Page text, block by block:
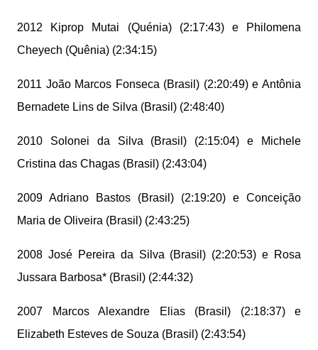
2012 Kiprop Mutai (Quénia) (2:17:43) e Philomena
Cheyech (Quênia) (2:34:15)
2011 João Marcos Fonseca (Brasil) (2:20:49) e Antônia
Bernadete Lins de Silva (Brasil) (2:48:40)
2010 Solonei da Silva (Brasil) (2:15:04) e Michele
Cristina das Chagas (Brasil) (2:43:04)
2009 Adriano Bastos (Brasil) (2:19:20) e Conceição
Maria de Oliveira (Brasil) (2:43:25)
2008 José Pereira da Silva (Brasil) (2:20:53) e Rosa
Jussara Barbosa* (Brasil) (2:44:32)
2007 Marcos Alexandre Elias (Brasil) (2:18:37) e
Elizabeth Esteves de Souza (Brasil) (2:43:54)